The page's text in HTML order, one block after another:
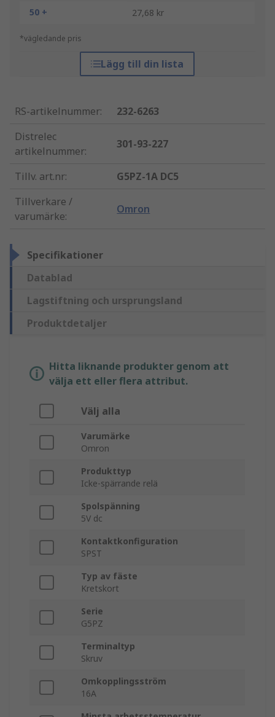
50 +
27,68 kr
*vägledande pris
Lägg till din lista
RS-artikelnummer:
232-6263
Distrelec
artikelnummer:
301-93-227
Tillv. art.nr:
G5PZ-1A DC5
Tillverkare /
varumärke:
Omron
Specifikationer
Datablad
Lagstiftning och ursprungsland
Produktdetaljer
Hitta liknande produkter genom att
välja ett eller flera attribut.
Välj alla
Varumärke
Omron
Produkttyp
Icke-spärrande relä
Spolspänning
5V dc
Kontaktkonfiguration
SPST
Typ av fäste
Kretskort
Serie
G5PZ
Terminaltyp
Skruv
Omkopplingsström
16A